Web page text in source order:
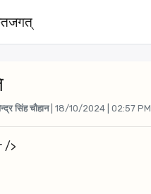
सिंह चौहान | 18/10/2024 | 02:57 PM
/>